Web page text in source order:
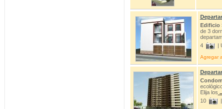
Edificio
de 3
4
|
Agregar
Elija los
10